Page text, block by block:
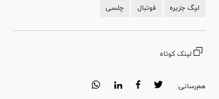
لیگ جزیره فوتبال چلسی
لینک کوتاه
هم‌رسانی: